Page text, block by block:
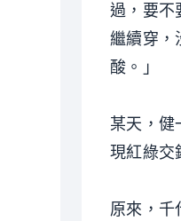
過，要不
繼續穿，
酸。」
某天，健
現紅綠交
原來，千